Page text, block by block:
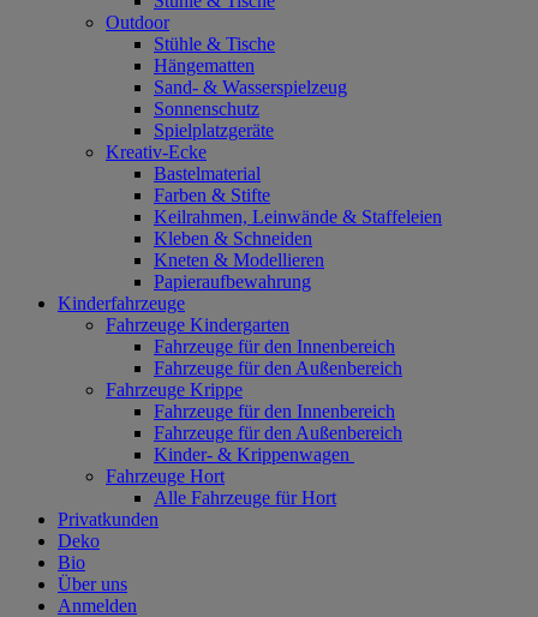
Outdoor
Stühle & Tische
Hängematten
Sand- & Wasserspielzeug
Sonnenschutz
Spielplatzgeräte
Kreativ-Ecke
Bastelmaterial
Farben & Stifte
Keilrahmen, Leinwände & Staffeleien
Kleben & Schneiden
Kneten & Modellieren
Papieraufbewahrung
Kinderfahrzeuge
Fahrzeuge Kindergarten
Fahrzeuge für den Innenbereich
Fahrzeuge für den Außenbereich
Fahrzeuge Krippe
Fahrzeuge für den Innenbereich
Fahrzeuge für den Außenbereich
Kinder- & Krippenwagen
Fahrzeuge Hort
Alle Fahrzeuge für Hort
Privatkunden
Deko
Bio
Über uns
Anmelden